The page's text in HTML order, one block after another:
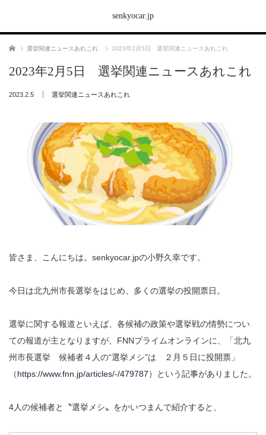
senkyocar.jp
ホーム 選挙関連ニュースあれこれ 2023年2月5日 選挙関連ニュースあれこれ
2023年2月5日 選挙関連ニュースあれこれ
2023.2.5 選挙関連ニュースあれこれ
皆さま、こんにちは。senkyocar.jpの小野久幸です。
今日は北九州市長選挙をはじめ、多くの選挙の投開票日。
選挙に関する報道といえば、各候補の政策や選挙戦の情勢につい
ての報道が主となりますが、FNNプライムオンラインに、「北九
州市長選挙 候補者４人の“選挙メシ”は ２月５日に投開票」
（https://www.fnn.jp/articles/-/479787）という記事がありました。
4人の候補者と〝選挙メシ〟をかいつまんで紹介すると、